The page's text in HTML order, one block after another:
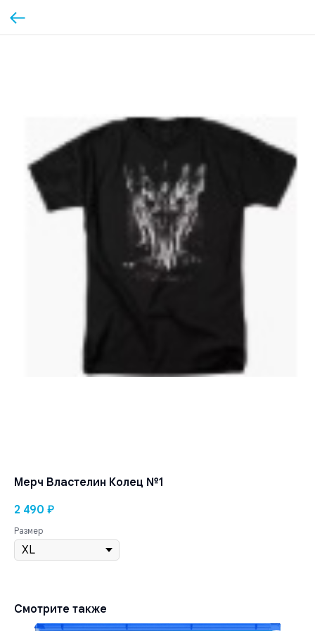
Мерч Властелин Колец №1
2 490 ₽
Размер
Смотрите также